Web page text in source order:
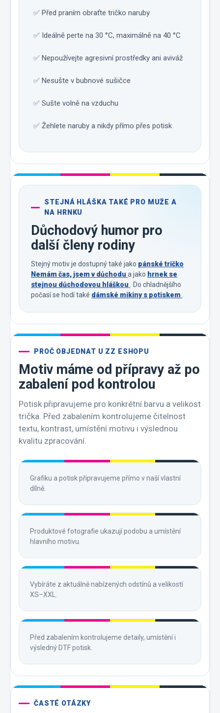
✅ Před praním obraťte tričko naruby
✅ Ideálně perte na 30 °C, maximálně na 40 °C
✅ Nepoužívejte agresivní prostředky ani aviváž
✅ Nesušte v bubnové sušičce
✅ Sušte volně na vzduchu
✅ Žehlete naruby a nikdy přímo přes potisk
STEJNÁ HLÁŠKA TAKÉ PRO MUŽE A
NA HRNKU
Důchodový humor pro
další členy rodiny
Stejný motiv je dostupný také jako pánské tričko
Nemám čas, jsem v důchodu a jako hrnek se
stejnou důchodovou hláškou . Do chladnějšího
počasí se hodí také dámské mikiny s potiskem .
PROČ OBJEDNAT U ZZ ESHOPU
Motiv máme od přípravy až po
zabalení pod kontrolou
Potisk připravujeme pro konkrétní barvu a velikost
trička. Před zabalením kontrolujeme čitelnost
textu, kontrast, umístění motivu i výslednou
kvalitu zpracování.
Grafiku a potisk připravujeme přímo v naší vlastní
dílně.
Produktové fotografie ukazují podobu a umístění
hlavního motivu.
Vybíráte z aktuálně nabízených odstínů a velikostí
XS–XXL.
Před zabalením kontrolujeme detaily, umístění i
výsledný DTF potisk.
ČASTÉ OTÁZKY